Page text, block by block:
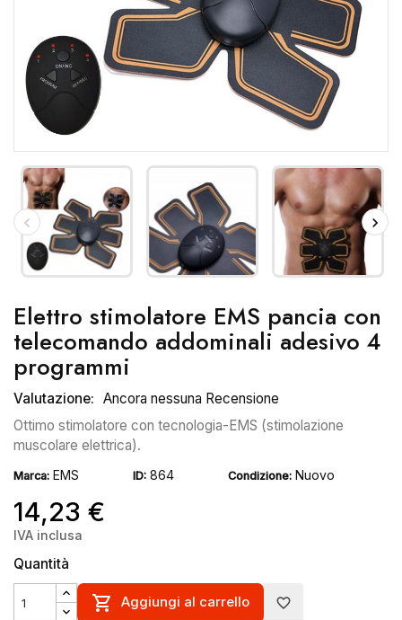
Elettro stimolatore EMS pancia con
telecomando addominali adesivo 4
programmi
Valutazione: Ancora nessuna Recensione
Ottimo stimolatore con tecnologia-EMS (stimolazione
muscolare elettrica).
Marca: EMS ID: 864 Condizione: Nuovo
14,23 €
IVA inclusa
Quantità
 Aggiungi al carrello favorite_border